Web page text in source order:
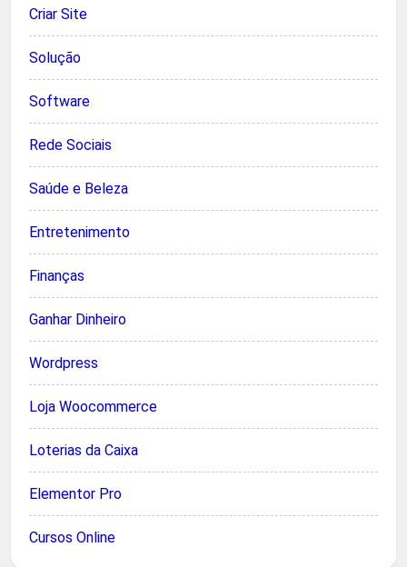
Criar Site
Solução
Software
Rede Sociais
Saúde e Beleza
Entretenimento
Finanças
Ganhar Dinheiro
Wordpress
Loja Woocommerce
Loterias da Caixa
Elementor Pro
Cursos Online